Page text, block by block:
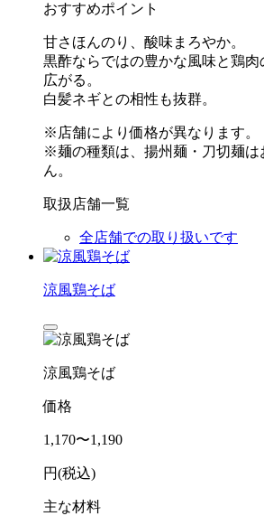
おすすめポイント
甘さほんのり、酸味まろやか。
黒酢ならではの豊かな風味と鶏
広がる。
白髪ネギとの相性も抜群。
※店舗により価格が異なります。
※麺の種類は、揚州麺・刀切麺は
ん。
取扱店舗一覧
全店舗での取り扱いです
涼風鶏そば
涼風鶏そば
価格
1,170〜1,190
円(税込)
主な材料